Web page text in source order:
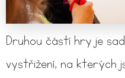
Druhou částí hry je
vystřižení, na kterých